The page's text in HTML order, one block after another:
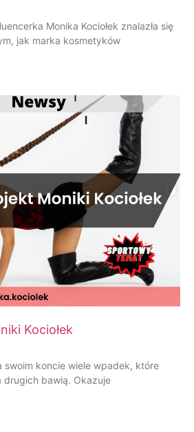
Monika Kociołek znalazła się
jak marka kosmetyków
Kociołek
swoim koncie wiele wpadek, które
drugich bawią. Okazuje